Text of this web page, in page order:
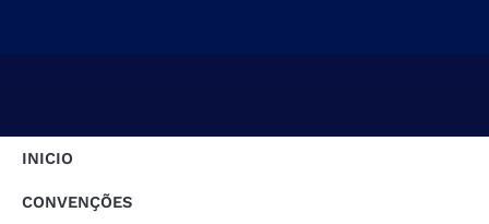
INICIO
CONVENÇÕES